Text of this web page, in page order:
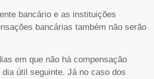
bancário e as instituições
bancárias também não serão
em que não há compensação
útil seguinte. Já no caso dos